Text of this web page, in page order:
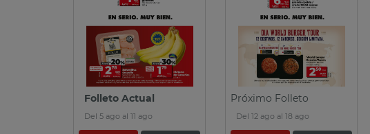
Folleto Actual
Del 5 ago al 11 ago
Próximo Folleto
Del 12 ago al 18 ago